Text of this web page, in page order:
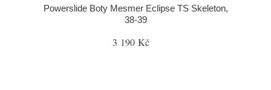
Powerslide Boty Mesmer Eclipse TS Skeleton,
38-39
3 190 Kč